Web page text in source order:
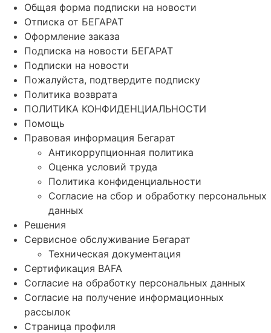
Общая форма подписки на новости
Отписка от БЕГАРАТ
Оформление заказа
Подписка на новости БЕГАРАТ
Подписки на новости
Пожалуйста, подтвердите подписку
Политика возврата
ПОЛИТИКА КОНФИДЕНЦИАЛЬНОСТИ
Помощь
Правовая информация Бегарат
Антикоррупционная политика
Оценка условий труда
Политика конфиденциальности
Согласие на сбор и обработку персональных
данных
Решения
Сервисное обслуживание Бегарат
Техническая документация
Сертификация BAFA
Согласие на обработку персональных данных
Согласие на получение информационных
рассылок
Страница профиля